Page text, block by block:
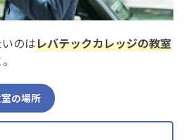
のはレバテックカレッジの教室
の場所